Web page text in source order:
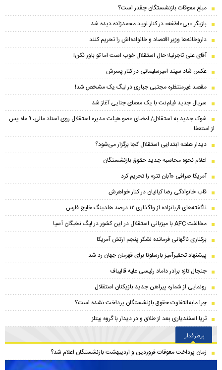
مبلغ معوقات بازنشستگان چقدر است؟
بازیگر «بی‌عاطفه» در کنار نوید محمدزاده دیده شد
داروخانه‌ها وزیر اقتصاد و خانواده‌اش را تحریم کنند
آقای علی تاجرنیا؛ حال استقلال خوب است اما تو باور نکن!
عکس شاد سپند امیرسلیمانی در کنار پسرش
مقصد غیرمنتظره مجتبی جباری در لیگ یک مشخص شد!
سریال جدید فیلم‌نت با یک معمای جنایی آغاز شد
شوک جدید به استقلال/ امضای عضو هیئت مدیره استقلال روی اسناد مالی، ۹ ماه پس
از استعفا
دیدار هفته ابتدایی استقلال کجا برگزار می‌شود؟
اعلام نحوه محاسبه جدید حقوق بازنشستگان
آمریکا صرافی «آبان تتر» را تحریم کرد
قاب خانوادگی رضا کیانیان در کنار خواهرش
ناگفته‌های قربانزاده از واگذاری ۱۲ درصد هلدینگ خلیج فارس
مخالفت AFC با میزبانی استقلال در این کشور در لیگ نخبگان آسیا
برکناری ناگهانی فرمانده لشکر پنجم ارتش آمریکا
پیشنهاد تحقیرآمیز بارسلونا برای قهرمان جهان رد شد
جنجال تازه برادر داماد رئیسی علیه قالیباف
رونمایی از شماره پیراهن جدید بازیکنان استقلال
چرا مابه‌التفاوت حقوق بازنشستگان پرداخت نشده است؟
ثریا اسفندیاری بعد از طلاق و در دیدار با گروه بیتلز
پرطرفدار
زمان پرداخت معوقات فروردین و اردیبهشت بازنشستگان اعلام شد؟